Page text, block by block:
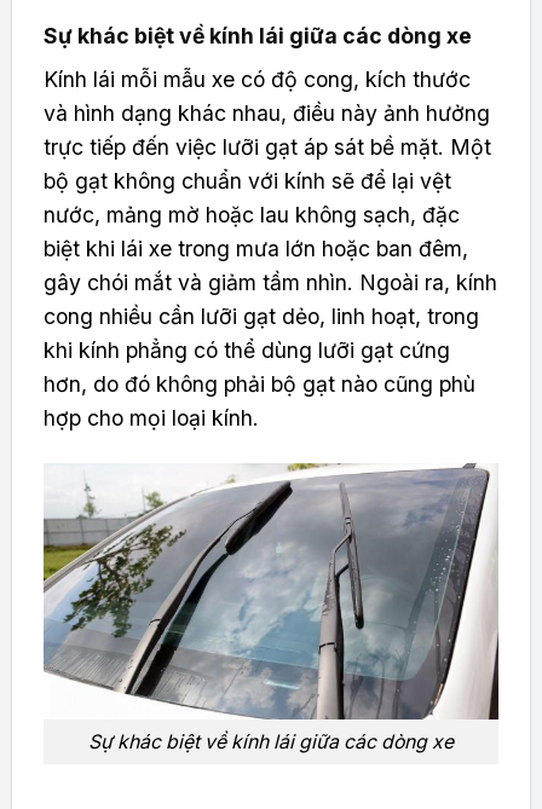
Sự khác biệt về kính lái giữa các dòng xe
Kính lái mỗi mẫu xe có độ cong, kích thước
và hình dạng khác nhau, điều này ảnh hưởng
trực tiếp đến việc lưỡi gạt áp sát bề mặt. Một
bộ gạt không chuẩn với kính sẽ để lại vệt
nước, mảng mờ hoặc lau không sạch, đặc
biệt khi lái xe trong mưa lớn hoặc ban đêm,
gây chói mắt và giảm tầm nhìn. Ngoài ra, kính
cong nhiều cần lưỡi gạt dẻo, linh hoạt, trong
khi kính phẳng có thể dùng lưỡi gạt cứng
hơn, do đó không phải bộ gạt nào cũng phù
hợp cho mọi loại kính.
Sự khác biệt về kính lái giữa các dòng xe